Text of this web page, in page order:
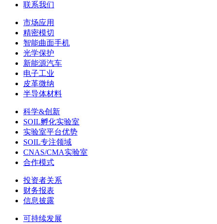
联系我们
市场应用
精密模切
智能曲面手机
光学保护
新能源汽车
电子工业
皮革微纳
半导体材料
科学&创新
SOIL孵化实验室
实验室平台优势
SOIL专注领域
CNAS/CMA实验室
合作模式
投资者关系
财务报表
信息披露
可持续发展